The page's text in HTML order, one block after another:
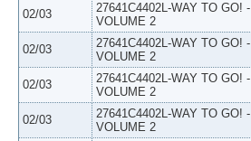
02/03
27641C4402L-WAY TO GO! -
VOLUME 2
02/03
27641C4402L-WAY TO GO! -
VOLUME 2
02/03
27641C4402L-WAY TO GO! -
VOLUME 2
02/03
27641C4402L-WAY TO GO! -
VOLUME 2